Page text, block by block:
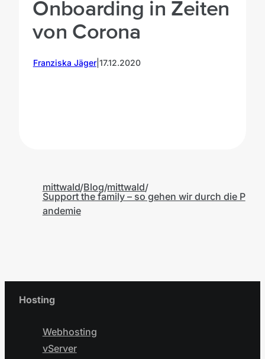
Onboarding in Zeiten
von Corona
Franziska Jäger| 17.12.2020
mittwald Blog mittwald
Support the family – so gehen wir durch die P
andemie
Hosting
Webhosting
vServer